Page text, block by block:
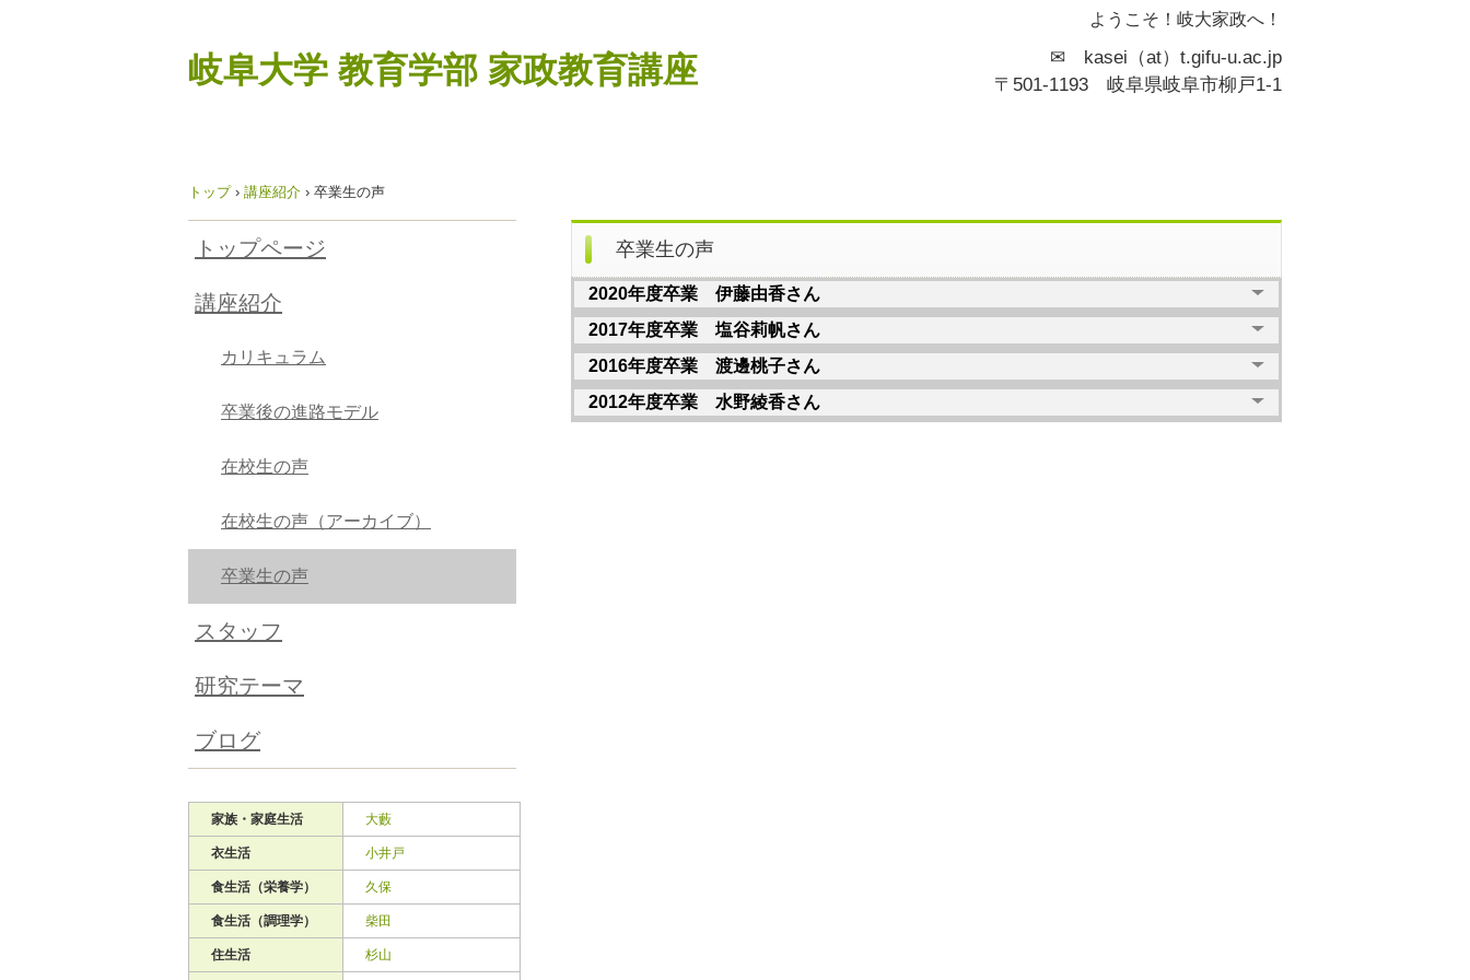
岐阜大学 教育学部 家政教育講座
ようこそ！岐大家政へ！
✉ kasei（at）t.gifu-u.ac.jp
〒501-1193 岐阜県岐阜市柳戸1-1
トップ › 講座紹介 › 卒業生の声
卒業生の声
2020年度卒業 伊藤由香さん
2017年度卒業 塩谷莉帆さん
2016年度卒業 渡邊桃子さん
2012年度卒業 水野綾香さん
トップページ
講座紹介
カリキュラム
卒業後の進路モデル
在校生の声
在校生の声（アーカイブ）
卒業生の声
スタッフ
研究テーマ
ブログ
家族・家庭生活 大藪
衣生活 小井戸
食生活（栄養学） 久保
食生活（調理学） 柴田
住生活 杉山